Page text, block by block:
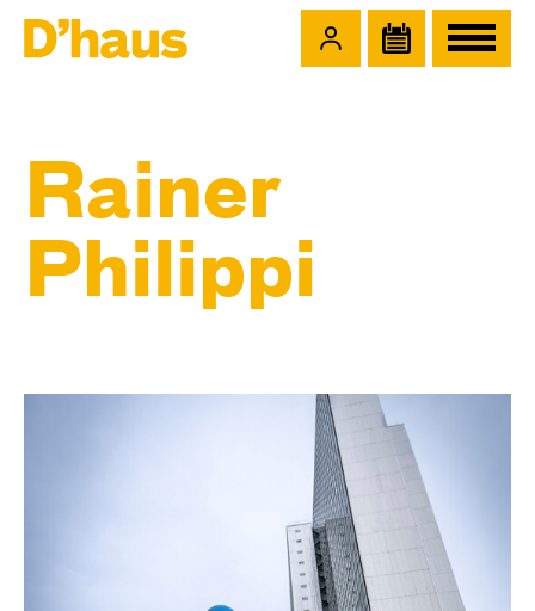
Rainer
Philippi